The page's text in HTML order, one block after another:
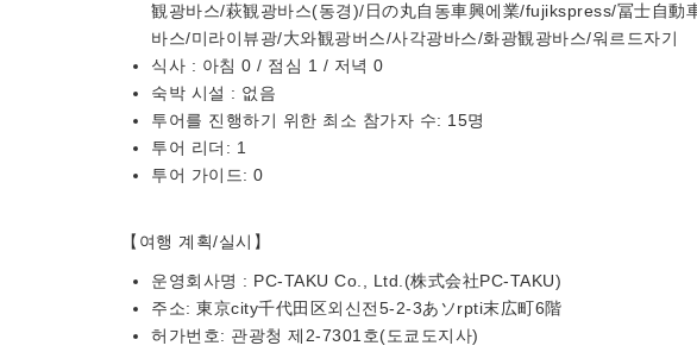
観광바스/萩観광바스(동경)/日の丸自동車興에業/fujikspress/冨士自動
바스/미라이뷰광/大와観광버스/사각광바스/화광観광바스/워르드자기
식사 : 아침 0 / 점심 1 / 저녁 0
숙박 시설 : 없음
투어를 진행하기 위한 최소 참가자 수: 15명
투어 리더: 1
투어 가이드: 0
【여행 계획/실시】
운영회사명 : PC-TAKU Co., Ltd.(株式会社PC-TAKU)
주소: 東京city千代田区외신전5-2-3あソrpti末広町6階
허가번호: 관광청 제2-7301호(도쿄도지사)